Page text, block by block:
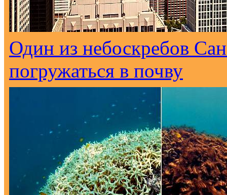
Один из небоскребов
погружаться в почву